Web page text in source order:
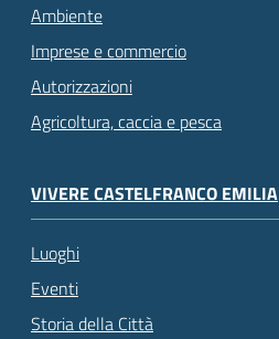
Ambiente
Imprese e commercio
Autorizzazioni
Agricoltura, caccia e pesca
VIVERE CASTELFRANCO EMILIA
Luoghi
Eventi
Storia della Città